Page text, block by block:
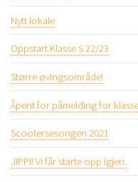
Nytt lokale
Oppstart Klasse S 22/23
Større øvingsområde!
Åpent for påmelding for
Scootersesongen 2021
JIPPI! Vi får starte opp igjen.